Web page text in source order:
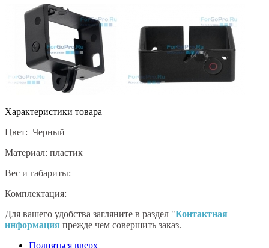
Характеристики товара
Цвет: Черный
Материал: пластик
Вес и габариты:
Комплектация:
Для вашего удобства загляните в раздел "Контактная
информация прежде чем совершить заказ.
Подняться вверх